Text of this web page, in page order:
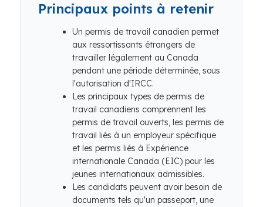
Principaux points à retenir
Un permis de travail canadien permet
aux ressortissants étrangers de
travailler légalement au Canada
pendant une période déterminée, sous
l'autorisation d'IRCC.
Les principaux types de permis de
travail canadiens comprennent les
permis de travail ouverts, les permis de
travail liés à un employeur spécifique
et les permis liés à Expérience
internationale Canada (EIC) pour les
jeunes internationaux admissibles.
Les candidats peuvent avoir besoin de
documents tels qu'un passeport, une